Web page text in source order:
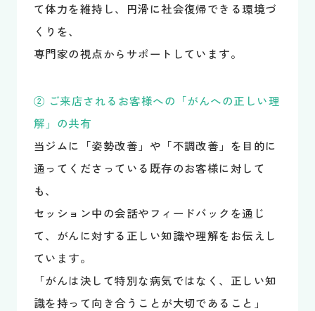
て体力を維持し、円滑に社会復帰できる環境づ
くりを、
専門家の視点からサポートしています。
② ご来店されるお客様への「がんへの正しい理
解」の共有
当ジムに「姿勢改善」や「不調改善」を目的に
通ってくださっている既存のお客様に対して
も、
セッション中の会話やフィードバックを通じ
て、がんに対する正しい知識や理解をお伝えし
ています。
「がんは決して特別な病気ではなく、正しい知
識を持って向き合うことが大切であること」